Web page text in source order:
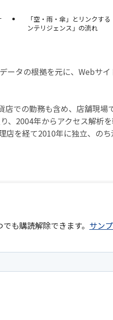
「空・雨・傘」とリンクす
ンテリジェンス」の流れ
ータの根拠を元に、Webサ
での勤務も含め、店舗現場
、2004年からアクセス解析
を経て2010年に独立、のち
も購読解除できます。 サン